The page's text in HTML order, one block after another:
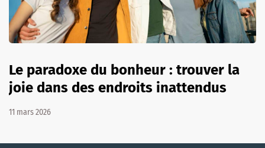
Le paradoxe du bonheur : trouver la
joie dans des endroits inattendus
11 mars 2026